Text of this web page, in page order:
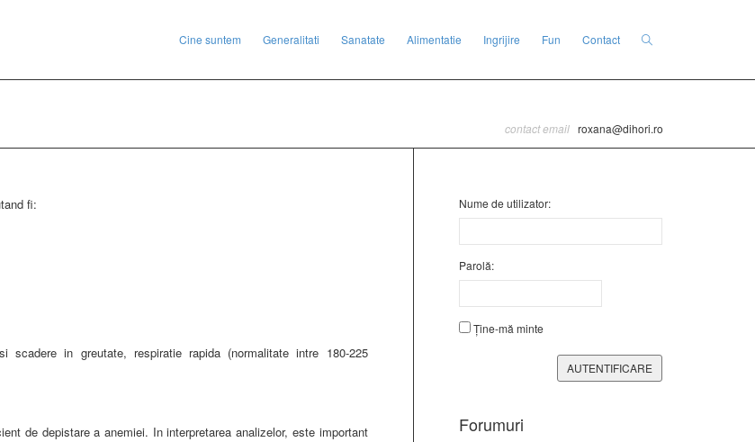
Cine suntem Generalitati Sanatate Alimentatie Ingrijire Fun Contact
contact email roxana@dihori.ro
fi:
scadere in greutate, respiratie rapida (normalitate intre 180-225
de depistare a anemiei. In interpretarea analizelor, este important
Nume de utilizator:
Parolă:
Ține-mă minte
AUTENTIFICARE
Forumuri